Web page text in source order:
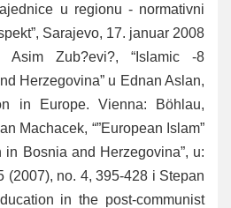
u regionu - normativni
Sarajevo, 17. januar 2008.
8-
Zub?evi?, “Islamic
Herzegovina” u Ednan Aslan,
in Europe. Vienna: Böhlau,
Machacek, “”European Islam”
Bosnia and Herzegovina”, u:
(2007), no. 4, 395-428 i Stepan
in the post-communist